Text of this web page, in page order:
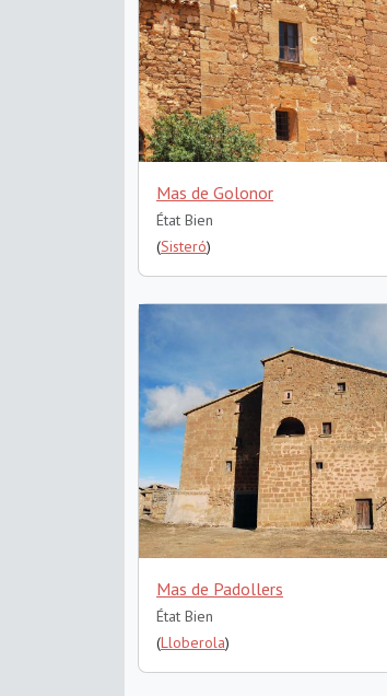
Mas de Golonor
État Bien
(Sisteró)
Mas de Padollers
État Bien
(Lloberola)